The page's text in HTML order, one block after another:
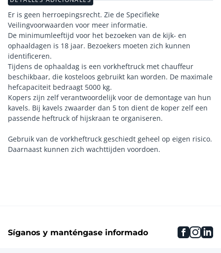
Er is geen herroepingsrecht. Zie de Specifieke
Veilingvoorwaarden voor meer informatie.
De minimumleeftijd voor het bezoeken van de kijk- en
ophaaldagen is 18 jaar. Bezoekers moeten zich kunnen
identificeren.
Tijdens de ophaaldag is een vorkheftruck met chauffeur
beschikbaar, die kosteloos gebruikt kan worden. De maximale
hefcapaciteit bedraagt 5000 kg.
Kopers zijn zelf verantwoordelijk voor de demontage van hun
kavels. Bij kavels zwaarder dan 5 ton dient de koper zelf een
passende heftruck of hijskraan te organiseren.
Gebruik van de vorkheftruck geschiedt geheel op eigen risico.
Síganos y manténgase informado